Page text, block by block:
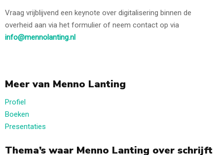
Vraag vrijblijvend een keynote over digitalisering binnen de
overheid aan via het formulier of neem contact op via
info@mennolanting.nl
Meer van Menno Lanting
Profiel
Boeken
Presentaties
Thema’s waar Menno Lanting over schrijft